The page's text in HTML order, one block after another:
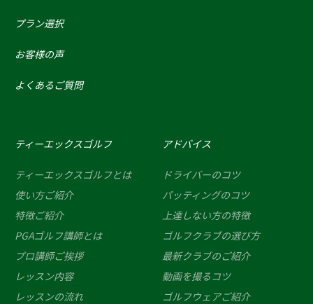
プラン選択
お客様の声
よくあるご質問
ティーエックスゴルフ
ティーエックスゴルフとは
使い方ご紹介
特徴ご紹介
PGAゴルフ講師とは
プロ講師ご挨拶
レッスン内容
レッスンの流れ
アドバイス
ドライバーのコツ
パッティングのコツ
上達しない方の特徴
ゴルフクラブの選び方
最新クラブのご紹介
動画を撮るコツ
ゴルフウェアご紹介